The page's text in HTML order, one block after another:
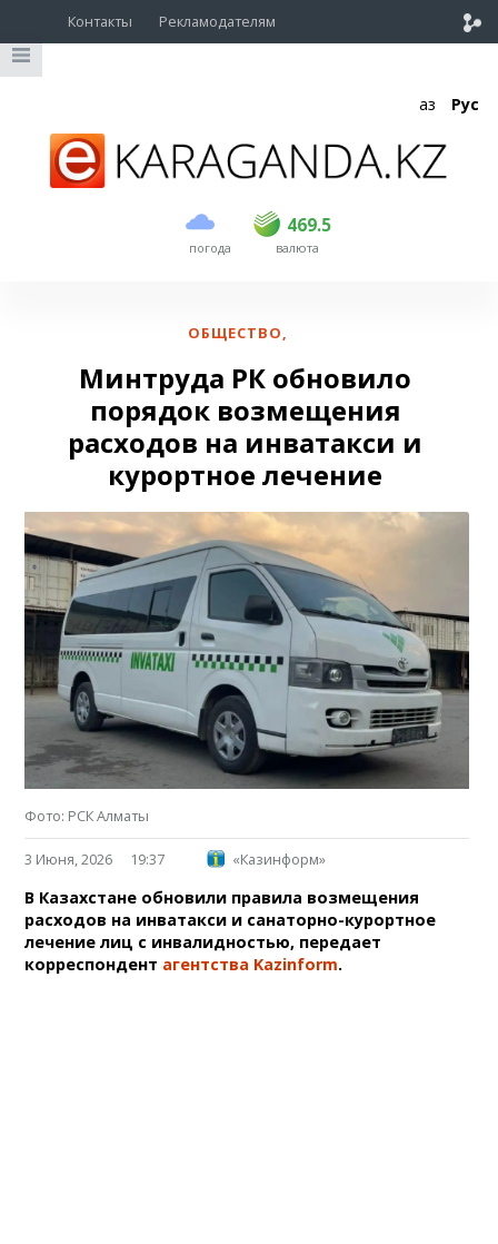
Контакты Рекламодателям
Қаз Рус
погода
469.5
USD 468.5 469.5
EUR валюта
ОБЩЕСТВО,
Минтруда РК обновило
порядок возмещения
расходов на инватакси и
курортное лечение
Фото: РСК Алматы
3 Июня, 2026 19:37 «Казинформ»
В Казахстане обновили правила возмещения
расходов на инватакси и санаторно-курортное
лечение лиц с инвалидностью, передает
корреспондент агентства Kazinform.